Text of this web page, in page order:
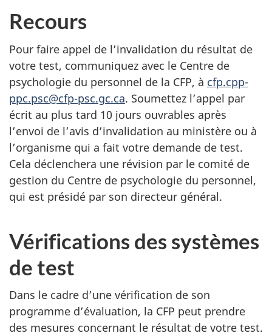
Recours
Pour faire appel de l’invalidation du résultat de
votre test, communiquez avec le Centre de
psychologie du personnel de la CFP, à cfp.cpp-
ppc.psc@cfp-psc.gc.ca. Soumettez l’appel par
écrit au plus tard 10 jours ouvrables après
l’envoi de l’avis d’invalidation au ministère ou à
l’organisme qui a fait votre demande de test.
Cela déclenchera une révision par le comité de
gestion du Centre de psychologie du personnel,
qui est présidé par son directeur général.
Vérifications des systèmes
de test
Dans le cadre d’une vérification de son
programme d’évaluation, la CFP peut prendre
des mesures concernant le résultat de votre test.